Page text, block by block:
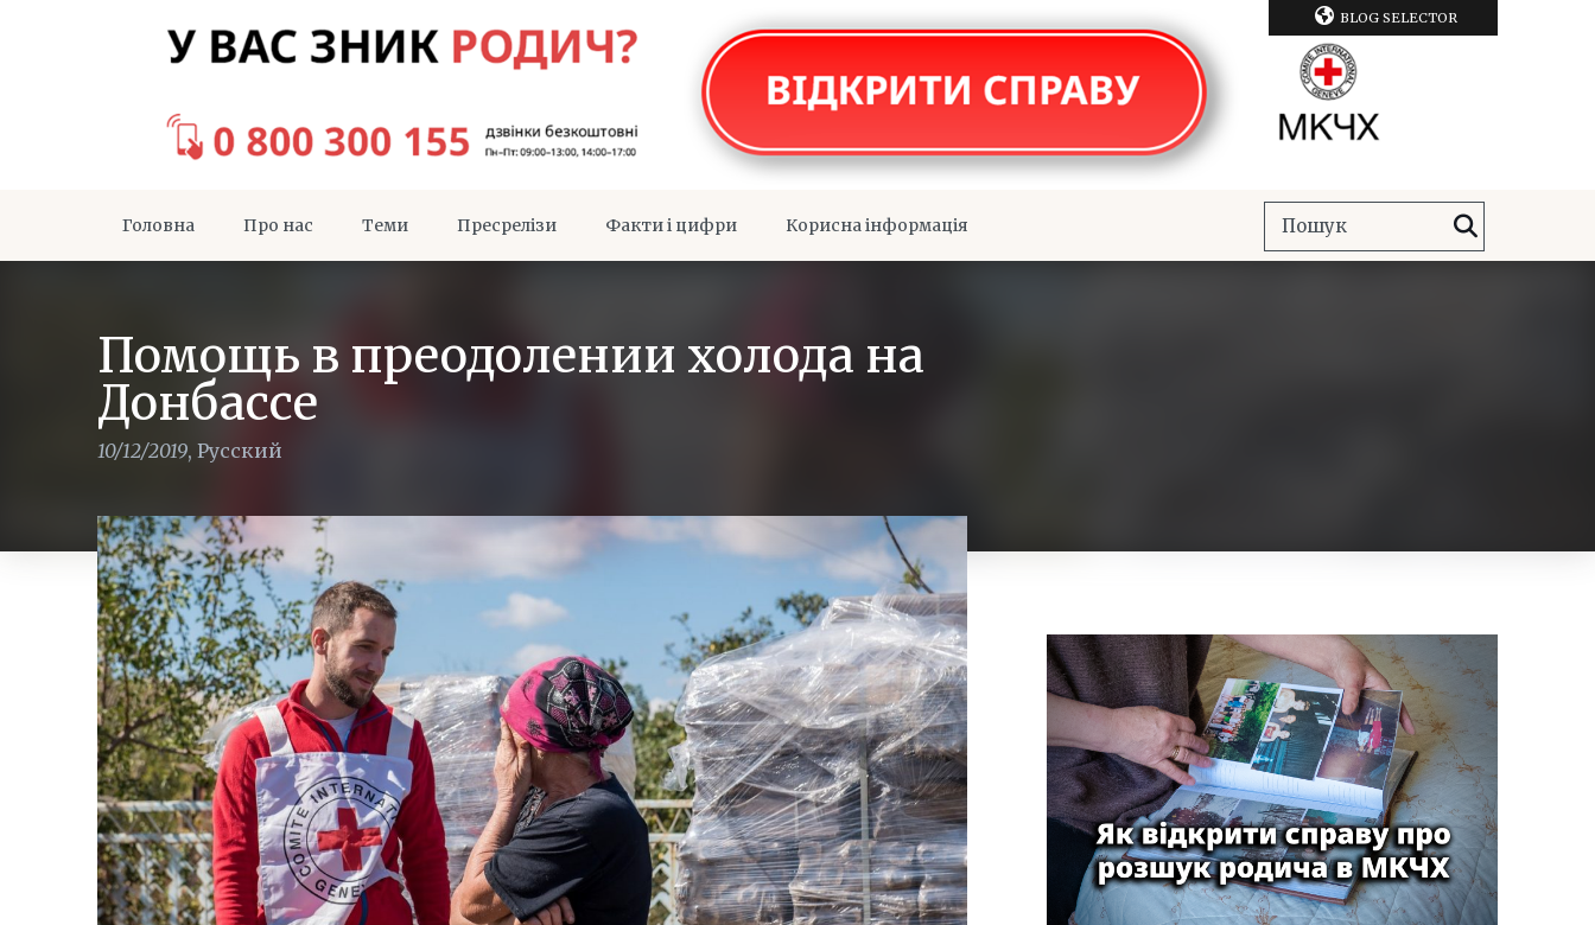
BLOG SELECTOR
Головна Про нас Теми Пресрелізи Факти і цифри Корисна інформація
Помощь в преодолении холода на
Донбассе
10/12/2019, Русский